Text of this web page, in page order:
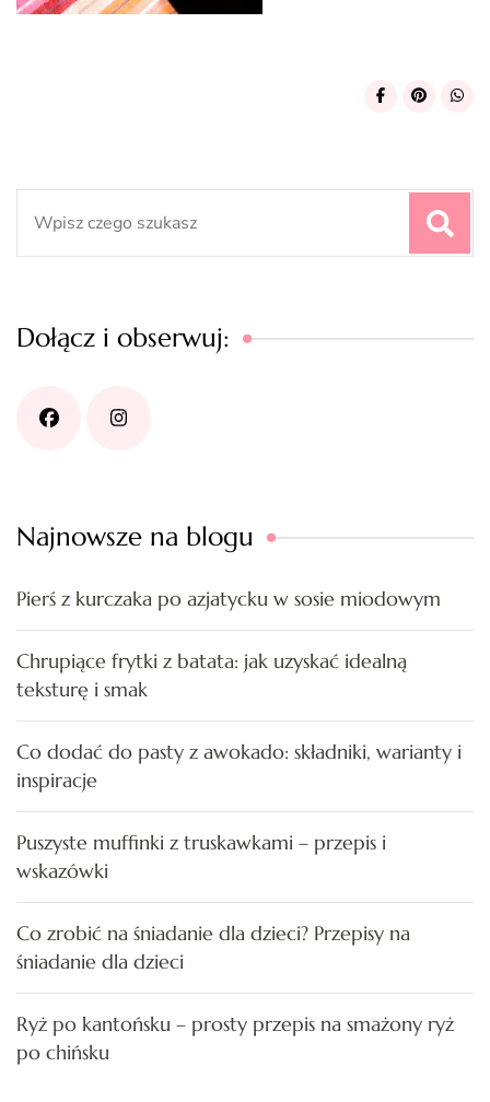
Dołącz i obserwuj:
Najnowsze na blogu
Pierś z kurczaka po azjatycku w sosie miodowym
Chrupiące frytki z batata: jak uzyskać idealną
teksturę i smak
Co dodać do pasty z awokado: składniki, warianty i
inspiracje
Puszyste muffinki z truskawkami – przepis i
wskazówki
Co zrobić na śniadanie dla dzieci? Przepisy na
śniadanie dla dzieci
Ryż po kantońsku – prosty przepis na smażony ryż
po chińsku